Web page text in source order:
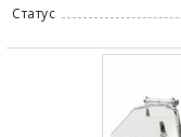
Статус